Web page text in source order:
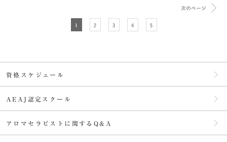
次のページ
1 2 3 4 5
資格スケジュール
AEAJ認定スクール
アロマセラピストに関するQ&A